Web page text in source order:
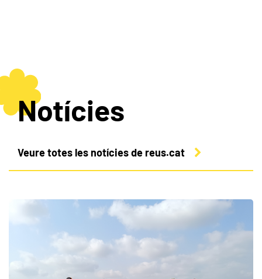
Notícies
Veure totes les notícies de reus.cat